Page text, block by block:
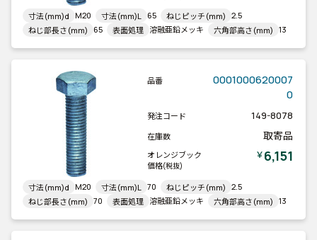
寸法(mm)d M20 寸法(mm)L 65 ねじピッチ(mm) 2.5
ねじ部長さ(mm) 65 表面処理 溶融亜鉛メッキ 六角部高さ(mm) 13
品番
0001000620007
0
発注コード 149-8078
在庫数 取寄品
オレンジブック
価格(税抜)
￥6,151
寸法(mm)d M20 寸法(mm)L 70 ねじピッチ(mm) 2.5
ねじ部長さ(mm) 70 表面処理 溶融亜鉛メッキ 六角部高さ(mm) 13